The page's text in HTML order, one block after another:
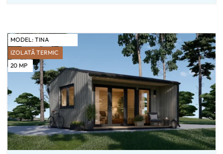
IZOLATĂ TERMIC
MODEL: TINA
20 MP